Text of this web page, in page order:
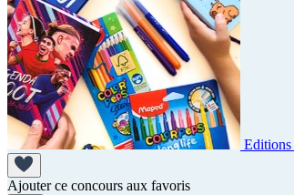
Ajouter ce concours aux favoris